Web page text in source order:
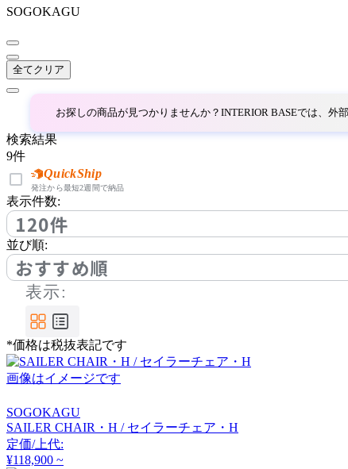
ARUNAi
アルナイ
AZUMAYA
アズマヤ
BoConcept
ボーコンセプト
by interiors
バイインテリアズ
Cerantola
SOGOKAGU
全てクリア
お探しの商品が見つかりませんか？INTERIOR BASEでは、外
検索結果
9件
QuickShip
発注から最短2週間で納品
表示件数:
120件
並び順:
おすすめ順
表示:
*価格は税抜表記です
画像はイメージです
SOGOKAGU
SAILER CHAIR・H / セイラーチェア・H
定価/上代:
¥118,900 ~